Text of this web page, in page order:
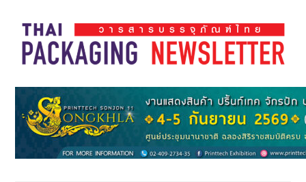
main
content
secondary
menu
primary
sidebar
footer
Thai
Pack
Magazine
Pack
Magazine